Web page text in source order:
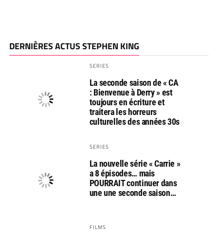
DERNIÈRES ACTUS STEPHEN KING
SERIES
La seconde saison de « CA
: Bienvenue à Derry » est
toujours en écriture et
traitera les horreurs
culturelles des années 30s
SERIES
La nouvelle série « Carrie »
a 8 épisodes… mais
POURRAIT continuer dans
une une seconde saison…
FILMS